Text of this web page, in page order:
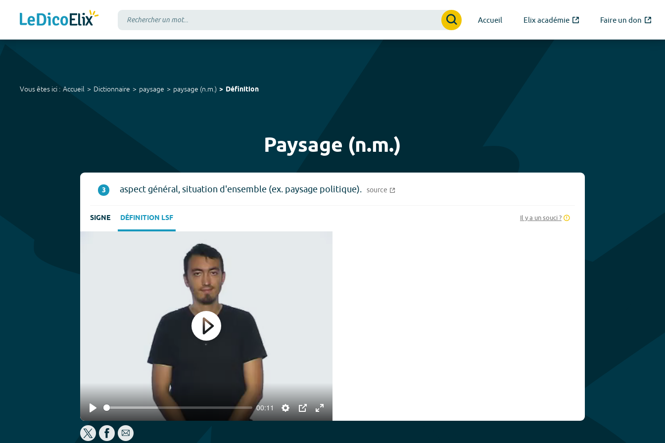
Accueil Elix académie Faire un don
Vous êtes ici : Accueil Dictionnaire paysage paysage (n.m. ) Définition
Paysage (n.m.)
3 aspect général, situation d'ensemble (ex. paysage politique). source
SIGNE DÉFINITION LSF Il y a un souci ?
Play
00:11
Settings
PIP Enter
Play